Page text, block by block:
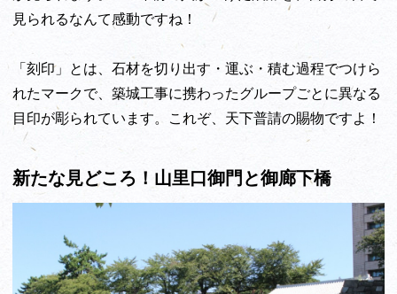
見られるなんて感動ですね！
「刻印」とは、石材を切り出す・運ぶ・積む過程でつけら
れたマークで、築城工事に携わったグループごとに異なる
目印が彫られています。これぞ、天下普請の賜物ですよ！
新たな見どころ！山里口御門と御廊下橋